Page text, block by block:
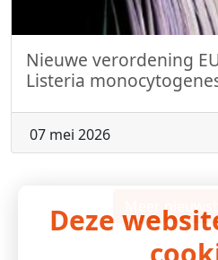
Nieuwe verordening
Listeria
07 mei 2026
Meer
Deze